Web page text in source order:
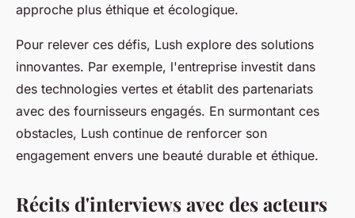
approche plus éthique et écologique.
Pour relever ces défis, Lush explore des solutions
innovantes. Par exemple, l'entreprise investit dans
des technologies vertes et établit des partenariats
avec des fournisseurs engagés. En surmontant ces
obstacles, Lush continue de renforcer son
engagement envers une beauté durable et éthique.
Récits d'interviews avec des acteurs